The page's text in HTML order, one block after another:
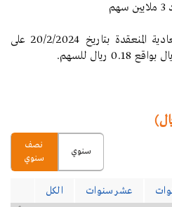
كما وافقت الجمعية العامة العادية المنعقدة بتاريخ 20/2/2024 على
نصف
سنوي
سنوي
عشر سنوات الكل